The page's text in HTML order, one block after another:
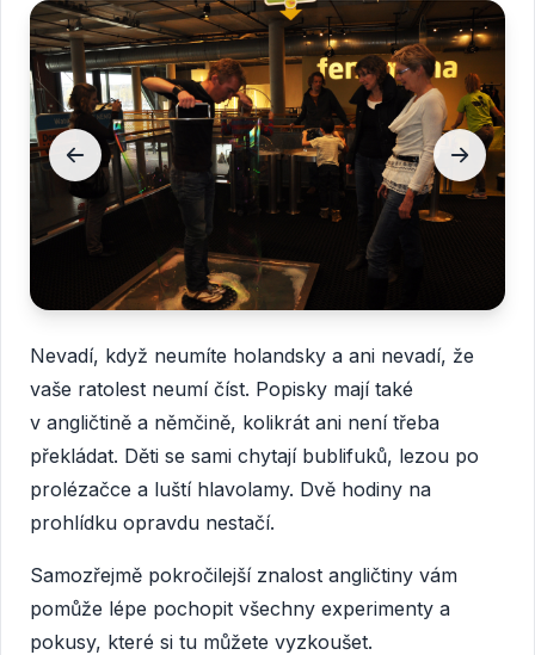
Nevadí, když neumíte holandsky a ani nevadí, že
vaše ratolest neumí číst. Popisky mají také
v angličtině a němčině, kolikrát ani není třeba
překládat. Děti se sami chytají bublifuků, lezou po
prolézačce a luští hlavolamy. Dvě hodiny na
prohlídku opravdu nestačí.
Samozřejmě pokročilejší znalost angličtiny vám
pomůže lépe pochopit všechny experimenty a
pokusy, které si tu můžete vyzkoušet.